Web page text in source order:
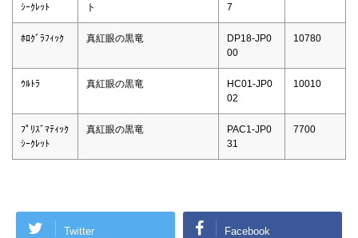
ｼｰｸﾚｯﾄ
ト
7
ﾎﾛｸﾞﾗﾌｨｯｸ 真紅眼の黒竜
DP18-JP0
00
10780
ｳﾙﾄﾗ 真紅眼の黒竜
HC01-JP0
02
10010
ﾌﾟﾘｽﾞﾏﾃｨｯｸ
ｼｰｸﾚｯﾄ
真紅眼の黒竜
PAC1-JP0
31
7700
Twitter Facebook